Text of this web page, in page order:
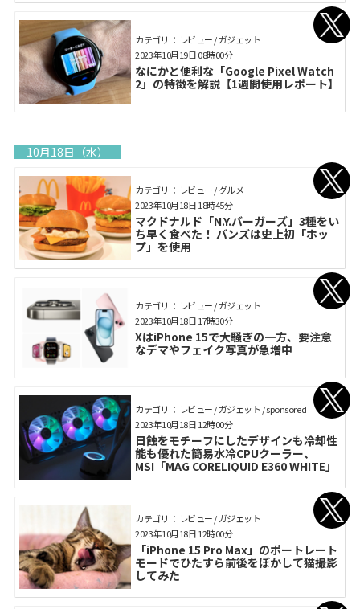
カテゴリ： レビュー / ガジェット
なにかと便利な「Google Pixel Watch
2」の特徴を解説【1週間使用レポート】
2023年10月19日 08時00分
10月18日（水）
カテゴリ： レビュー / グルメ
マクドナルド「N.Y.バーガーズ」3種をい
ち早く食べた！ バンズは史上初「ホッ
プ」を使用
2023年10月18日 18時45分
カテゴリ： レビュー / ガジェット
XはiPhone 15で大騒ぎの一方、要注意
なデマやフェイク写真が急増中
2023年10月18日 17時30分
カテゴリ： レビュー / ガジェット / sponsored
日蝕をモチーフにしたデザインも冷却性
能も優れた簡易水冷CPUクーラー、
MSI「MAG CORELIQUID E360 WHITE」
2023年10月18日 12時00分
カテゴリ： レビュー / ガジェット
「iPhone 15 Pro Max」のポートレート
モードでひたすら前後をぼかして猫撮影
してみた
2023年10月18日 12時00分